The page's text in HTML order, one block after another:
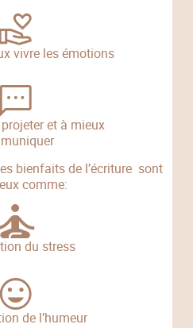
vivre les émotions
et à mieux
bienfaits de l’écriture sont
comme:
du stress
de l’humeur